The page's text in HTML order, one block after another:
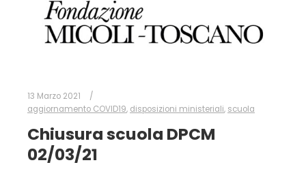
13 Marzo 2021
aggiornamento COVID19, disposizioni ministeriali, scuola
Chiusura scuola DPCM
02/03/21